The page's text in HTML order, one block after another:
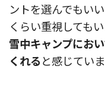
ントを選んでもい
くらい重視してもい
雪中キャンプにお
くれると感じていま